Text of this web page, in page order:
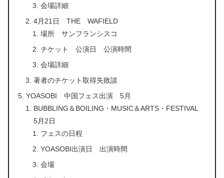
会場詳細
4月21日 THE WAFIELD
場所 サンフランシスコ
チケット 公演日 公演時間
会場詳細
著者のチケット取得失敗談
YOASOBI 中国フェス出演 5月
BUBBLING＆BOILING・MUSIC＆ARTS・FESTIVAL
5月2日
フェスの日程
YOASOBI出演日 出演時間
会場